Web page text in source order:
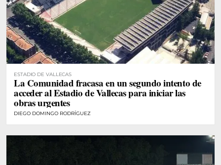
ESTADIO DE VALLECAS
La Comunidad fracasa en un segundo intento de
acceder al Estadio de Vallecas para iniciar las
obras urgentes
DIEGO DOMINGO RODRÍGUEZ